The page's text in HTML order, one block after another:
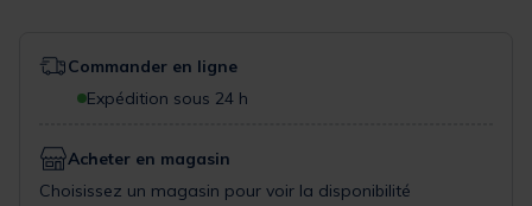
Commander en ligne
Expédition sous 24 h
Acheter en magasin
Choisissez un magasin pour voir la disponibilité